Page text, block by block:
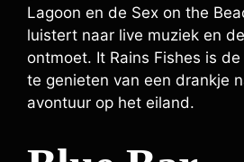
Lagoon en de Sex on the
luistert naar live muziek en
ontmoet. It Rains Fishes is
te genieten van een drankje
avontuur op het eiland.